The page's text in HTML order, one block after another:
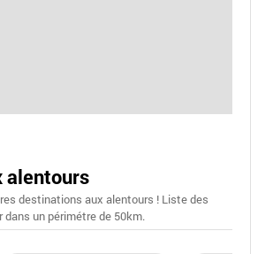
alentours
destinations aux alentours ! Liste des
un périmétre de 50km.